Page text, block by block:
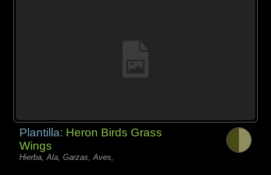
Plantilla: Heron Birds Grass
Wings
Hierba, Ala, Garzas, Aves,